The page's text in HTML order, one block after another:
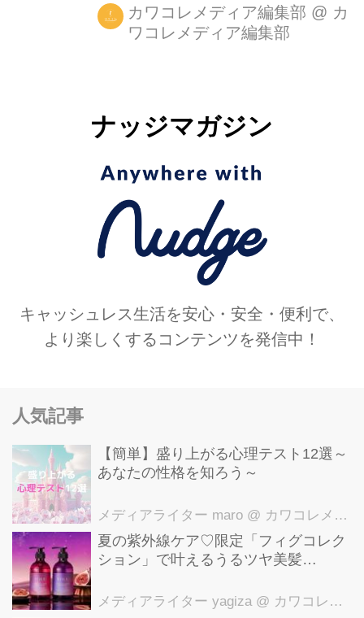
ある「いちご」の食べ放題を実施中で
す。 旬の食材であるいちごを使ってい
女性のお風呂が充実した施設となって
られる西伊豆の土肥温泉「土肥マリン
ホテル」では、紅ほっぺの食べ放題を
2016年3月18日(金)まで実施中。あわ
せて、ずわい蟹の食べ放題も実施中。
土肥マリンホテルはすぐ目の前に駿河
カワコレメディア編集部 @ カ
ワコレメディア編集部
ナッジマガジン
キャッシュレス生活を安心・安全・便利で、
より楽しくするコンテンツを発信中！
人気記事
【簡単】盛り上がる心理テスト12選～
あなたの性格を知ろう～
メディアライター maro @ カワコレメディア編集部
夏の紫外線ケア♡限定「フィグコレク
ション」で叶えるうるツヤ美髪
メディアライター yagiza @ カワコレメディア編集部